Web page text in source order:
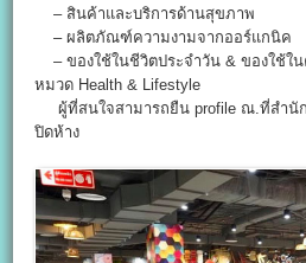
– สินค้าและบริการด้านสุขภาพ
– ผลิตภัณฑ์ความงามจากออร์แกนิค
– ของใช้ในชีวิตประจำวัน & ของใช้ใ
หมวด Health & Lifestyle
ผู้ที่สนใจสามารถยืน profile ณ.ที่สำนัก
ปิดห้าง